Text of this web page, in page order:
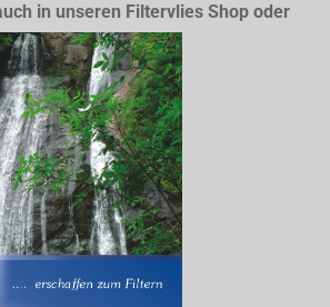
in unseren Filtervlies Shop oder